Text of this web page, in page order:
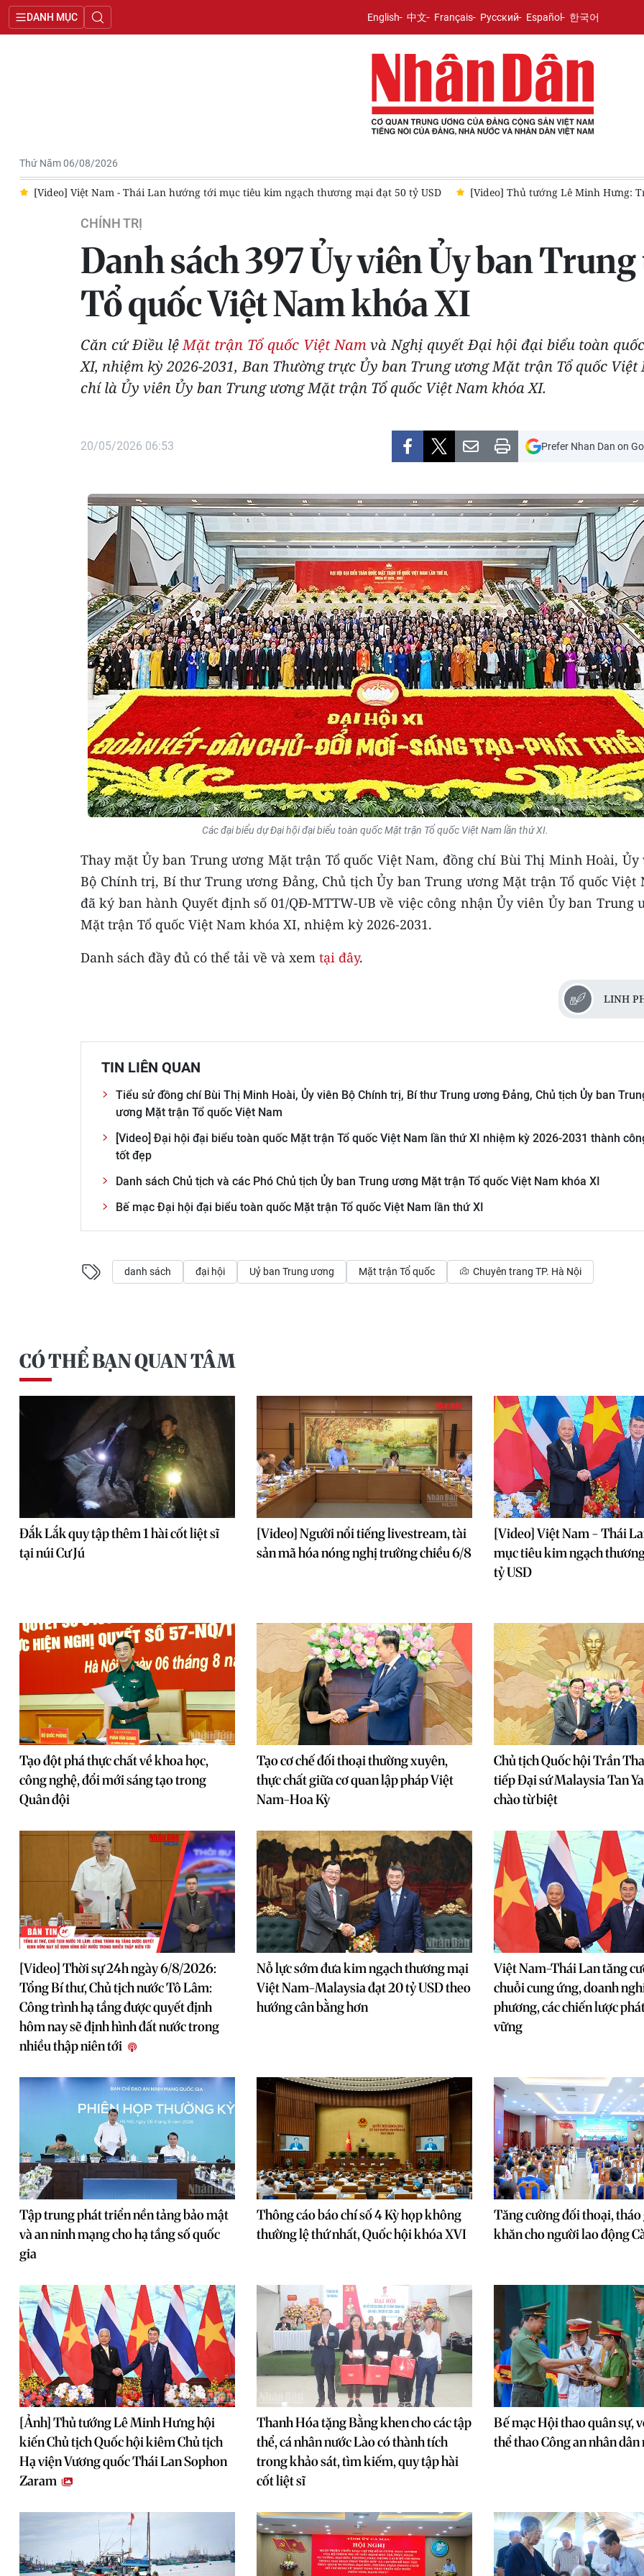
DANH MỤC English 中文 Français Русский Español 한국어
Thứ Năm 06/08/2026
[Video] Việt Nam - Thái Lan hướng tới mục tiêu kim ngạch thương mại đạt 50 tỷ USD [Video] Thủ tướng Lê Minh Hưng:
CHÍNH TRỊ
Danh sách 397 Ủy viên Ủy ban
Tổ quốc Việt Nam khóa XI
Căn cứ Điều lệMặt trận Tổ quốc Việt Namvà Nghị quyết Đại hội đại biểu toàn
XI, nhiệm kỳ 2026-2031, Ban Thường trực Ủy ban Trung ương Mặt trận Tổ quốc
chí là Ủy viên Ủy ban Trung ương Mặt trận Tổ quốc Việt Nam khóa XI.
20/05/2026 06:53 Prefer Nhan Dan on
Các đại biểu dự Đại hội đại biểu toàn quốc Mặt trận Tổ quốc Việt Nam lần thứ XI.
Thay mặt Ủy ban Trung ương Mặt trận Tổ quốc Việt Nam, đồng chí Bùi Thị Minh Hoài, Ủy
Bộ Chính trị, Bí thư Trung ương Đảng, Chủ tịch Ủy ban Trung ương Mặt trận Tổ quốc Việt
đã ký ban hành Quyết định số 01/QĐ-MTTW-UB về việc công nhận Ủy viên Ủy ban Trung
Mặt trận Tổ quốc Việt Nam khóa XI, nhiệm kỳ 2026-2031.
Danh sách đầy đủ có thể tải về và xem tại đây.
LINH
TIN LIÊN QUAN
Tiểu sử đồng chí Bùi Thị Minh Hoài, Ủy viên Bộ Chính trị, Bí thư Trung ương Đảng, Chủ tịch Ủy ban
ương Mặt trận Tổ quốc Việt Nam
[Video] Đại hội đại biểu toàn quốc Mặt trận Tổ quốc Việt Nam lần thứ XI nhiệm kỳ 2026-2031 thành
tốt đẹp
Danh sách Chủ tịch và các Phó Chủ tịch Ủy ban Trung ương Mặt trận Tổ quốc Việt Nam khóa XI
Bế mạc Đại hội đại biểu toàn quốc Mặt trận Tổ quốc Việt Nam lần thứ XI
danh sách đại hội Uỷ ban Trung ương Mặt trận Tổ quốc Chuyên trang TP. Hà Nội
CÓ THỂ BẠN QUAN TÂM
Đắk Lắk quy tập thêm 1 hài cốt liệt sĩ
tại núi Cư Jú
[Video] Người nổi tiếng livestream, tài
sản mã hóa nóng nghị trường chiều 6/8
[Video] Việt Nam - Thái
mục tiêu kim ngạch
tỷ USD
Tạo đột phá thực chất về khoa học,
công nghệ, đổi mới sáng tạo trong
Quân đội
Tạo cơ chế đối thoại thường xuyên,
thực chất giữa cơ quan lập pháp Việt
Nam-Hoa Kỳ
Chủ tịch Quốc hội Trần
tiếp Đại sứ Malaysia Tan
chào từ biệt
[Video] Thời sự 24h ngày 6/8/2026:
Tổng Bí thư, Chủ tịch nước Tô Lâm:
Công trình hạ tầng được quyết định
hôm nay sẽ định hình đất nước trong
nhiều thập niên tới
Nỗ lực sớm đưa kim ngạch thương mại
Việt Nam-Malaysia đạt 20 tỷ USD theo
hướng cân bằng hơn
Việt Nam-Thái Lan tăng
chuỗi cung ứng, doanh
phương, các chiến lược
vững
Tập trung phát triển nền tảng bảo mật
và an ninh mạng cho hạ tầng số quốc
gia
Thông cáo báo chí số 4 Kỳ họp không
thường lệ thứ nhất, Quốc hội khóa XVI
Tăng cường đối thoại,
khăn cho người lao động
[Ảnh] Thủ tướng Lê Minh Hưng hội
kiến Chủ tịch Quốc hội kiêm Chủ tịch
Hạ viện Vương quốc Thái Lan Sophon
Zaram
Thanh Hóa tặng Bằng khen cho các tập
thể, cá nhân nước Lào có thành tích
trong khảo sát, tìm kiếm, quy tập hài
cốt liệt sĩ
Bế mạc Hội thao quân sự,
thể thao Công an nhân